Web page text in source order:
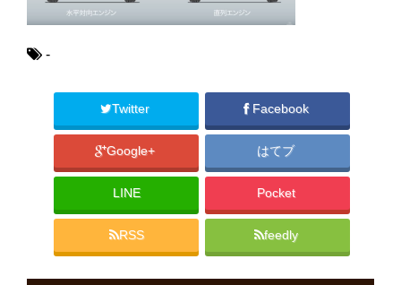
-
Twitter Facebook
Google+ はてブ
LINE Pocket
RSS feedly